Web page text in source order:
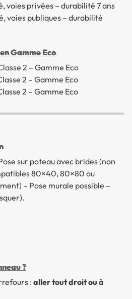
voies privées – durabilité 7 ans
voies publiques – durabilité
Gamme Eco
2 – Gamme Eco
2 – Gamme Eco
2 – Gamme Eco
sur poteau avec brides (non
80×40, 80×80 ou
– Pose murale possible –
?
: aller tout droit ou à